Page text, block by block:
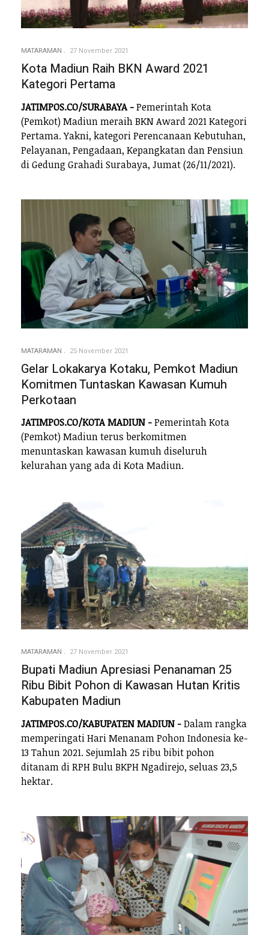
MATARAMAN 27 November 2021
Kota Madiun Raih BKN Award 2021
Kategori Pertama
JATIMPOS.CO/SURABAYA -Pemerintah Kota
(Pemkot) Madiun meraih BKN Award 2021 Kategori
Pertama. Yakni, kategori Perencanaan Kebutuhan,
Pelayanan, Pengadaan, Kepangkatan dan Pensiun
di Gedung Grahadi Surabaya, Jumat (26/11/2021).
MATARAMAN 25 November 2021
Gelar Lokakarya Kotaku, Pemkot Madiun
Komitmen Tuntaskan Kawasan Kumuh
Perkotaan
JATIMPOS.CO/KOTA MADIUN -Pemerintah Kota
(Pemkot) Madiun terus berkomitmen
menuntaskan kawasan kumuh diseluruh
kelurahan yang ada di Kota Madiun.
MATARAMAN 27 November 2021
Bupati Madiun Apresiasi Penanaman 25
Ribu Bibit Pohon di Kawasan Hutan Kritis
Kabupaten Madiun
JATIMPOS.CO/KABUPATEN MADIUN -Dalam rangka
memperingati Hari Menanam Pohon Indonesia ke-
13 Tahun 2021. Sejumlah 25 ribu bibit pohon
ditanam di RPH Bulu BKPH Ngadirejo, seluas 23,5
hektar.